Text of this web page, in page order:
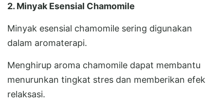
2. Minyak Esensial Chamomile
Minyak esensial chamomile sering digunakan
dalam aromaterapi.
Menghirup aroma chamomile dapat membantu
menurunkan tingkat stres dan memberikan efek
relaksasi.